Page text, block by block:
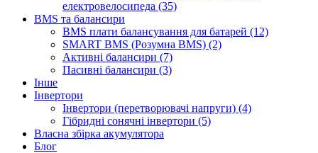
електровелосипеда (35)
BMS та балансири
BMS плати балансування для батарей (12)
SMART BMS (Розумна BMS) (2)
Активні балансири (7)
Пасивні балансири (3)
Інше
Інвертори
Інвертори (перетворювачі напруги) (4)
Гібридні сонячні інвертори (5)
Власна збірка акумулятора
Блог